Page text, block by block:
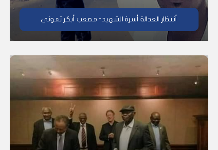
أنتظار العدالة أسرة الشهيد- مصعب أبكر تموني